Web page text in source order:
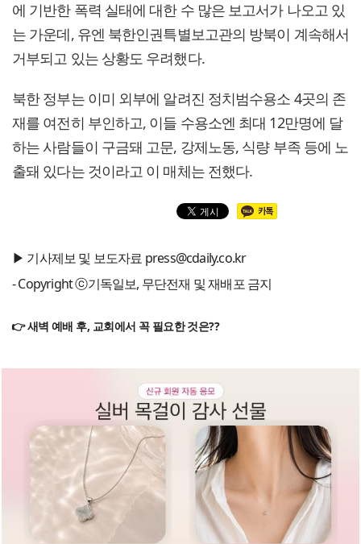
에 기반한 폭력 실태에 대한 수 많은 보고서가 나오고 있
는 가운데, 유엔 북한인권특별보고관의 방북이 계속해서
거부되고 있는 상황도 우려했다.
북한 정부는 이미 외부에 알려진 정치범수용소 4곳의 존
재를 여전히 부인하고, 이들 수용소엔 최대 12만명에 달
하는 사람들이 구금돼 고문, 강제노동, 식량 부족 등에 노
출돼 있다는 것이라고 이 매체는 전했다.
▶ 기사제보 및 보도자료 press@cdaily.co.kr
- Copyright ⓒ기독일보, 무단전재 및 재배포 금지
👉 새벽 예배 후, 교회에서 꼭 필요한 것은??